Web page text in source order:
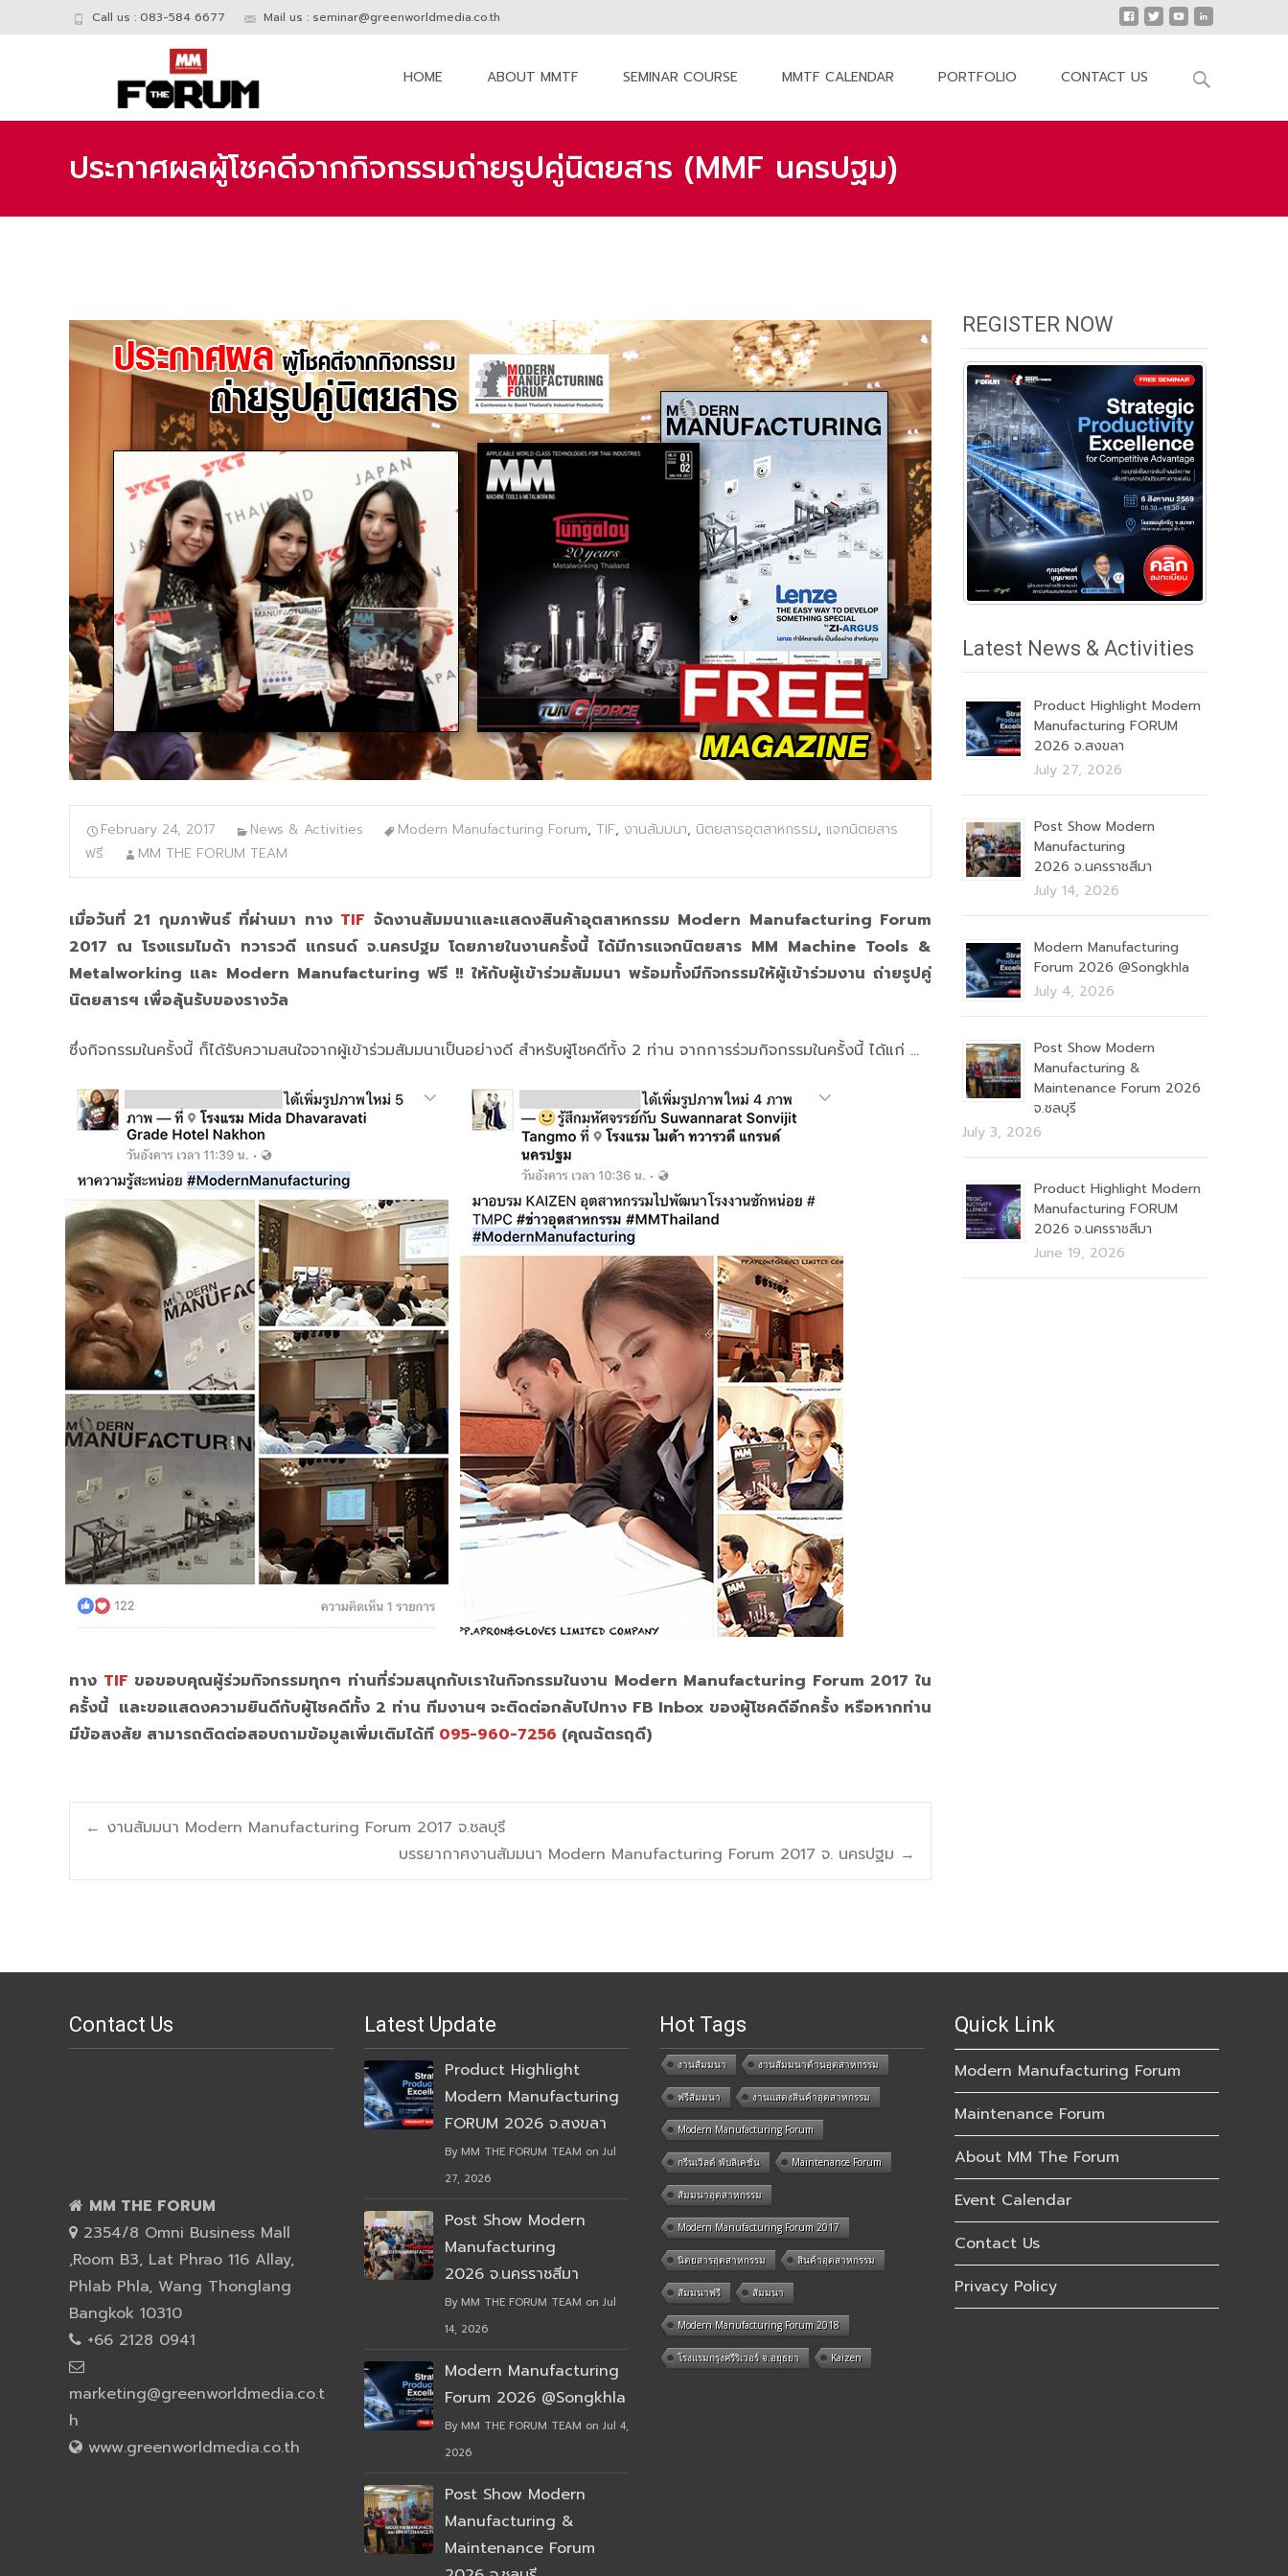
Call us : 083-584 6677 Mail us : seminar@greenworldmedia.co.th
HOME ABOUT MMTF SEMINAR COURSE MMTF CALENDAR PORTFOLIO CONTACT US
Search
ประกาศผลผู้โชคดีจากกิจกรรมถ่ายรูปคู่นิตยสาร (MMF นครปฐม)
February 24, 2017 News & Activities Modern Manufacturing Forum, TIF, งานสัมมนา, นิตยสารอุตสาหกรรม, แจกนิตยสาร
ฟรี
MM THE FORUM TEAM
เมื่อวันที่ 21 กุมภาพันธ์ ที่ผ่านมา ทาง TIF จัดงานสัมมนาและแสดงสินค้าอุตสาหกรรม Modern Manufacturing Forum
2017 ณ โรงแรมไมด้า ทวารวดี แกรนด์ จ.นครปฐม โดยภายในงานครั้งนี้ ได้มีการแจกนิตยสาร MM Machine Tools &
Metalworking และ Modern Manufacturing ฟรี !! ให้กับผู้เข้าร่วมสัมมนา พร้อมทั้งมีกิจกรรมให้ผู้เข้าร่วมงาน ถ่ายรูปคู่
นิตยสารฯ เพื่อลุ้นรับของรางวัล
ซึ่งกิจกรรมในครั้งนี้ ก็ได้รับความสนใจจากผู้เข้าร่วมสัมมนาเป็นอย่างดี สำหรับผู้โชคดีทั้ง 2 ท่าน จากการร่วมกิจกรรมในครั้งนี้ ได้แก่ …
ทาง TIF ขอขอบคุณผู้ร่วมกิจกรรมทุกๆ ท่านที่ร่วมสนุกกับเราในกิจกรรมในงาน Modern Manufacturing Forum 2017 ใน
ครั้งนี้ และขอแสดงความยินดีกับผู้โชคดีทั้ง 2 ท่าน ทีมงานฯ จะติดต่อกลับไปทาง FB Inbox ของผู้โชคดีอีกครั้ง หรือหากท่าน
มีข้อสงสัย สามารถติดต่อสอบถามข้อมูลเพิ่มเติมได้ที 095-960-7256 (คุณฉัตรฤดี)
Post
navigation
← งานสัมมนา Modern Manufacturing Forum 2017 จ.ชลบุรี
บรรยากาศงานสัมมนา Modern Manufacturing Forum 2017 จ. นครปฐม →
REGISTER NOW
Latest News & Activities
Product Highlight Modern
Manufacturing FORUM
2026 จ.สงขลา
July 27, 2026
Post Show Modern
Manufacturing
2026 จ.นครราชสีมา
July 14, 2026
Modern Manufacturing
Forum 2026 @Songkhla
July 4, 2026
Post Show Modern
Manufacturing &
Maintenance Forum 2026
จ.ชลบุรี
July 3, 2026
Product Highlight Modern
Manufacturing FORUM
2026 จ.นครราชสีมา
June 19, 2026
Contact Us
MM THE FORUM
2354/8 Omni Business Mall
,Room B3, Lat Phrao 116 Allay,
Phlab Phla, Wang Thonglang
Bangkok 10310
+66 2128 0941
marketing@greenworldmedia.co.t
h
www.greenworldmedia.co.th
Latest Update
Product Highlight
Modern Manufacturing
FORUM 2026 จ.สงขลา
By MM THE FORUM TEAM on Jul
27, 2026
Post Show Modern
Manufacturing
2026 จ.นครราชสีมา
By MM THE FORUM TEAM on Jul
14, 2026
Modern Manufacturing
Forum 2026 @Songkhla
By MM THE FORUM TEAM on Jul 4,
2026
Post Show Modern
Manufacturing &
Maintenance Forum
Hot Tags
งานสัมมนา งานสัมมนาด้านอุตสาหกรรม
ฟรีสัมมนา งานแสดงสินค้าอุตสาหกรรม
Modern Manufacturing Forum
กรีนเวิลด์ พับลิเคชั่น Maintenance Forum
สัมมนาอุตสาหกรรม
Modern Manufacturing Forum 2017
นิตยสารอุตสาหกรรม สินค้าอุตสาหกรรม
สัมมนาฟรี สัมมนา
Modern Manufacturing Forum 2018
โรงแรมกรุงศรีริเวอร์ จ.อยุธยา Kaizen
Quick Link
Modern Manufacturing Forum
Maintenance Forum
About MM The Forum
Event Calendar
Contact Us
Privacy Policy